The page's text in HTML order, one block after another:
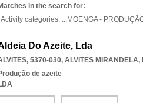
in the search for:
Activity categories: ...MOENGA -
Do Azeite, Lda
5370-030, ALVITES MIRANDELA,
de azeite